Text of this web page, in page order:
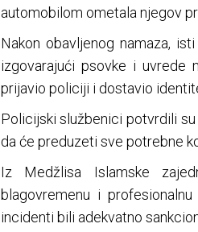
automobilom ometala njegov
Nakon obavljenog namaza,
izgovarajući psovke i uvrede
prijavio policiji i dostavio
Policijski službenici potvrdili
da će preduzeti sve potrebne
Iz Medžlisa Islamske
blagovremenu i
incidenti bili adekvatno